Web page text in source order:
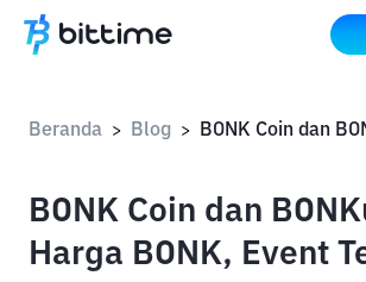
Beranda > Blog >
BONK Coin dan
Harga BONK, Event